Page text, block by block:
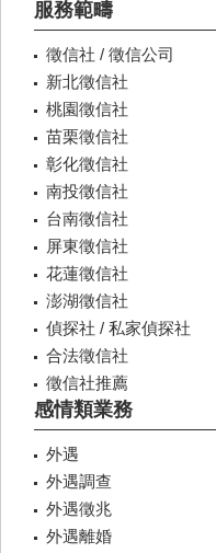
服務範疇
徵信社 / 徵信公司
新北徵信社
桃園徵信社
苗栗徵信社
彰化徵信社
南投徵信社
台南徵信社
屏東徵信社
花蓮徵信社
澎湖徵信社
偵探社 / 私家偵探社
合法徵信社
徵信社推薦
感情類業務
外遇
外遇調查
外遇徵兆
外遇離婚